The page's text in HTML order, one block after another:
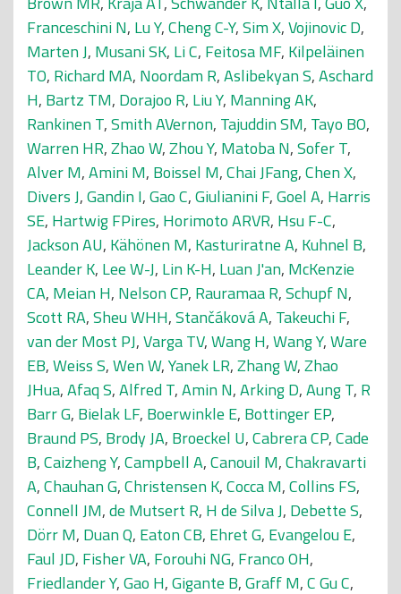
Franceschini N, Lu Y,Cheng C-Y,Sim X,Vojinovic D,
Marten J, Musani SK, Li C, Feitosa MF, Kilpeläinen
TO, Richard MA, Noordam R,Aslibekyan S,Aschard
H, Bartz TM, Dorajoo R, Liu Y, Manning AK,
Rankinen T,Smith AVernon, Tajuddin SM, Tayo BO,
Warren HR,Zhao W,Zhou Y, Matoba N,Sofer T,
Alver M,Amini M, Boissel M,Chai JFang,Chen X,
Divers J,Gandin I,Gao C,Giulianini F,Goel A, Harris
SE, Hartwig FPires, Horimoto ARVR, Hsu F-C,
Jackson AU, Kähönen M, Kasturiratne A, Kuhnel B,
Leander K, Lee W-J, Lin K-H, Luan J'an, McKenzie
CA, Meian H, Nelson CP, Rauramaa R,Schupf N,
Scott RA,Sheu WHH,Stančáková A, Takeuchi F,
van der Most PJ,Varga TV,Wang H,Wang Y,Ware
EB,Weiss S,Wen W,Yanek LR,Zhang W,Zhao
JHua,Afaq S,Alfred T,Amin N,Arking D,Aung T, R
Barr G, Bielak LF, Boerwinkle E, Bottinger EP,
Braund PS, Brody JA, Broeckel U,Cabrera CP,Cade
B,Caizheng Y,Campbell A,Canouil M,Chakravarti
A,Chauhan G,Christensen K,Cocca M,Collins FS,
Connell JM,de Mutsert R, H de Silva J, Debette S,
Dörr M, Duan Q, Eaton CB, Ehret G, Evangelou E,
Faul JD, Fisher VA, Forouhi NG, Franco OH,
Friedlander Y,Gao H,Gigante B,Graff M,C Gu C,